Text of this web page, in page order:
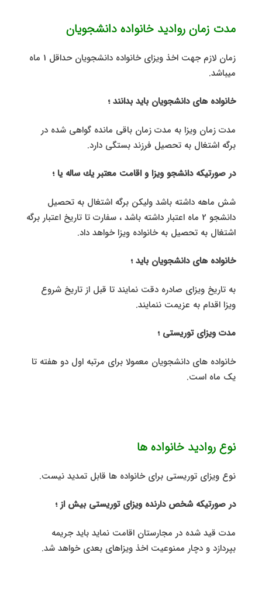
مدت زمان روادید خانواده دانشجویان
زمان لازم جهت اخذ ویزای خانواده دانشجویان حداقل 1 ماه
میباشد.
خانواده های دانشجویان باید بدانند ؛
مدت زمان ویزا به مدت زمان باقی مانده گواهی شده در
برگه اشتغال به تحصیل فرزند بستگی دارد.
در صورتیكه دانشجو ویزا و اقامت معتبر یك ساله یا ؛
شش ماهه داشته باشد ولیکن برگه اشتغال به تحصیل
دانشجو 2 ماه اعتبار داشته باشد ، سفارت تا تاریخ اعتبار برگه
اشتغال به تحصیل به خانواده ویزا خواهد داد.
خانواده های دانشجویان باید ؛
به تاریخ ویزای صادره دقت نمایند تا قبل از تاریخ شروع
ویزا اقدام به عزیمت ننمایند.
مدت ویزای توریستی ؛
خانواده های دانشجویان معمولا برای مرتبه اول دو هفته تا
یک ماه است.
نوع روادید خانواده ها
نوع ویزای توریستی برای خانواده ها قابل تمدید نیست.
در صورتیکه شخص دارنده ویزای توریستی بیش از ؛
مدت قید شده در مجارستان اقامت نماید باید جریمه
بپردازد و دچار ممنوعیت اخذ ویزاهای بعدی خواهد شد.